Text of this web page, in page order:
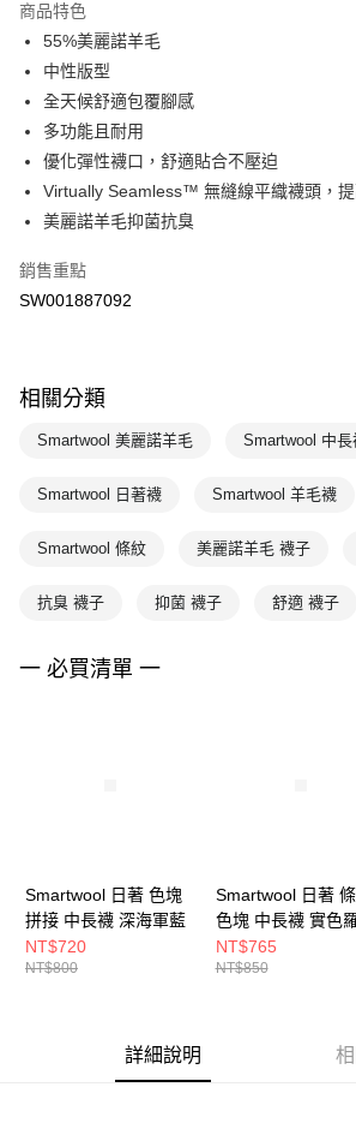
7-11取貨(快速到店)
每筆NT$100，滿NT$1,500(含以上)免運費
宅配-本島
每筆NT$100，滿NT$1,500(含以上)免運費
商品特色
55%美麗諾羊毛
中性版型
全天候舒適包覆腳感
多功能且耐用
優化彈性襪口，舒適貼合不壓迫
Virtually Seamless™ 無縫線平織襪頭，
美麗諾羊毛抑菌抗臭
銷售重點
SW001887092
相關分類
Smartwool 美麗諾羊毛 Smartwool 中長
Smartwool 日著襪 Smartwool 羊毛襪
Smartwool 條紋 美麗諾羊毛 襪子
抗臭 襪子 抑菌 襪子 舒適 襪子
一 必買清單 一
Smartwool 日著 色塊
拼接 中長襪 深海軍藍
NT$720
NT$800
Smartwool 日著
色塊 中長襪 實色羅
藍
NT$765
NT$850
詳細說明